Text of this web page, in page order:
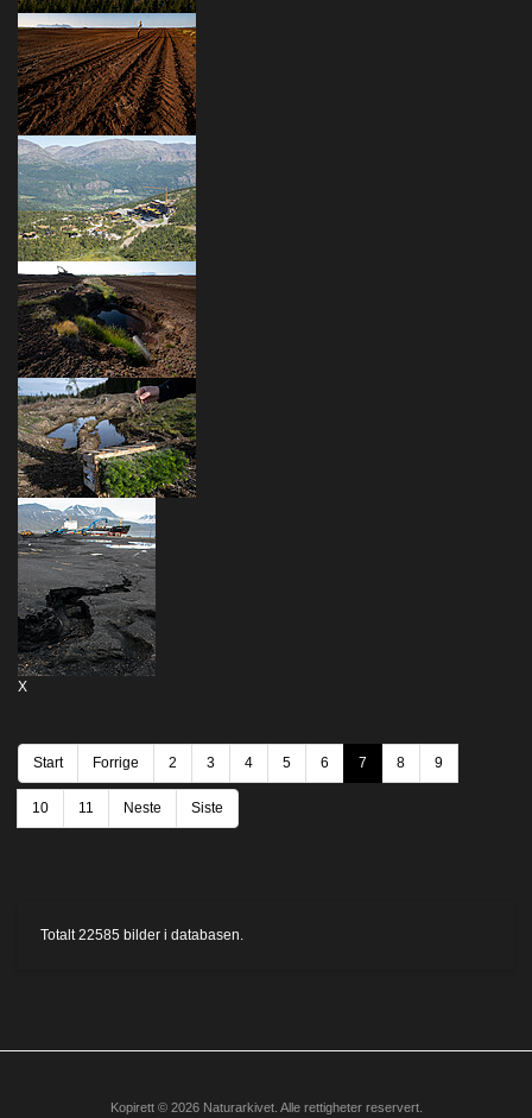
X
Start Forrige 2 3 4 5 6 7 8 9
10 11 Neste Siste
Totalt 22585 bilder i databasen.
Kopirett © 2026 Naturarkivet. Alle rettigheter reservert.